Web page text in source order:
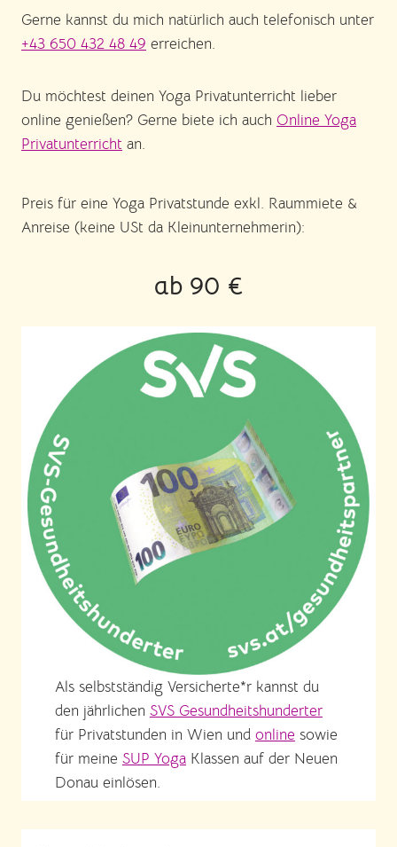
Gerne kannst du mich natürlich auch telefonisch unter
+43 650 432 48 49 erreichen.
Du möchtest deinen Yoga Privatunterricht lieber
online genießen? Gerne biete ich auch Online Yoga
Privatunterricht an.
Preis für eine Yoga Privatstunde exkl. Raummiete &
Anreise (keine USt da Kleinunternehmerin):
ab 90 €
Als selbstständig Versicherte*r kannst du
den jährlichen SVS Gesundheitshunderter
für Privatstunden in Wien und online sowie
für meine SUP YogaKlassen auf der Neuen
Donau einlösen.